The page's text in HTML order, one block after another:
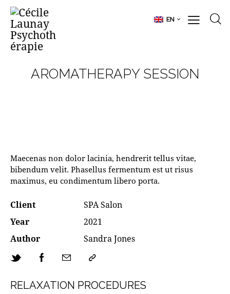
EN
AROMATHERAPY SESSION
RELAXATION PROCEDURES
Maecenas non dolor lacinia, hendrerit tellus vitae,
bibendum velit. Phasellus fermentum est ut risus
maximus, eu condimentum libero porta.
Client
SPA Salon
Year
2021
Author
Sandra Jones